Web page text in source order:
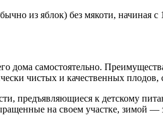
из яблок) без мякоти, начиная
дома самостоятельно.
чистых и качественных
предъявляющиеся к детскому
на своем участке, зимой